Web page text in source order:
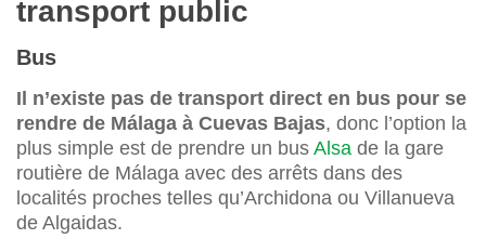
transport public
Bus
Il n’existe pas de transport direct en bus pour se
rendre de Málaga à Cuevas Bajas, donc l’option la
plus simple est de prendre un bus Alsa de la gare
routière de Málaga avec des arrêts dans des
localités proches telles qu’Archidona ou Villanueva
de Algaidas.